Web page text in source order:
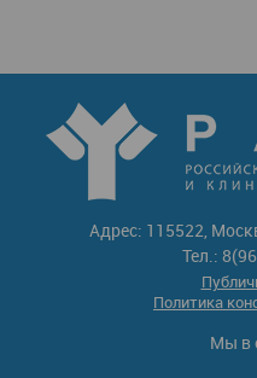
Адрес: 115522,
Тел.:
Политика
Мы в